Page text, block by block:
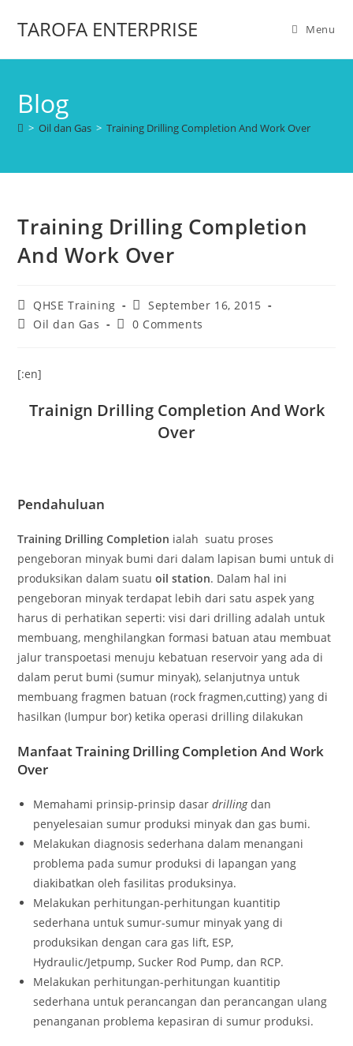
TAROFA ENTERPRISE Menu
Blog
> Oil dan Gas > Training Drilling Completion And Work Over
Training Drilling Completion
And Work Over
QHSE Training
September 16, 2015
Oil dan Gas
0 Comments
[:en]
Trainign Drilling Completion And Work
Over
Pendahuluan
Training Drilling Completion ialah suatu proses
pengeboran minyak bumi dari dalam lapisan bumi untuk di
produksikan dalam suatuoil station. Dalam hal ini
pengeboran minyak terdapat lebih dari satu aspek yang
harus di perhatikan seperti: visi dari drilling adalah untuk
membuang, menghilangkan formasi batuan atau membuat
jalur transpoetasi menuju kebatuan reservoir yang ada di
dalam perut bumi (sumur minyak), selanjutnya untuk
membuang fragmen batuan (rock fragmen,cutting) yang di
hasilkan (lumpur bor) ketika operasi drilling dilakukan
Manfaat Training Drilling Completion And Work
Over
Memahami prinsip-prinsip dasardrillingdan
penyelesaian sumur produksi minyak dan gas bumi.
Melakukan diagnosis sederhana dalam menangani
problema pada sumur produksi di lapangan yang
diakibatkan oleh fasilitas produksinya.
Melakukan perhitungan-perhitungan kuantitip
sederhana untuk sumur-sumur minyak yang di
produksikan dengan cara gas lift, ESP,
Hydraulic/Jetpump, Sucker Rod Pump, dan RCP.
Melakukan perhitungan-perhitungan kuantitip
sederhana untuk perancangan dan perancangan ulang
penanganan problema kepasiran di sumur produksi.